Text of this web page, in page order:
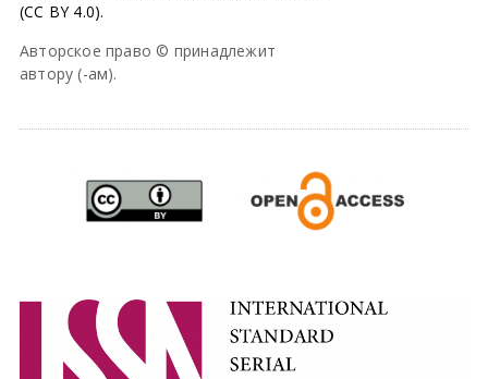
(CC BY 4.0).
Авторское право © принадлежит
автору (-ам).